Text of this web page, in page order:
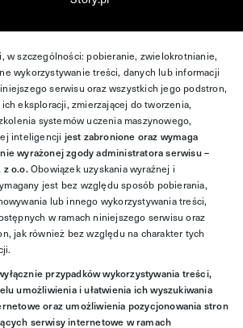
w szczególności: pobieranie, zwielokrotnianie,
wykorzystywanie treści, danych lub informacji
serwisu oraz wszystkich jego podstron,
eksploracji, zmierzającej do tworzenia,
systemów uczenia maszynowego,
inteligencji jest zabronione oraz wymaga
wyrażonej zgody administratora serwisu –
z o.o.Obowiązek uzyskania wyraźnej i
jest bez względu sposób pobierania,
lub innego wykorzystywania treści,
w ramach niniejszego serwisu oraz
jak również bez względu na charakter tych
przypadków wykorzystywania treści,
umożliwienia i ułatwienia ich wyszukiwania
oraz umożliwienia pozycjonowania stron
serwisy internetowe w ramach